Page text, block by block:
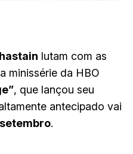
lutam com as
minissérie da HBO
, que lançou seu
antecipado vai
.